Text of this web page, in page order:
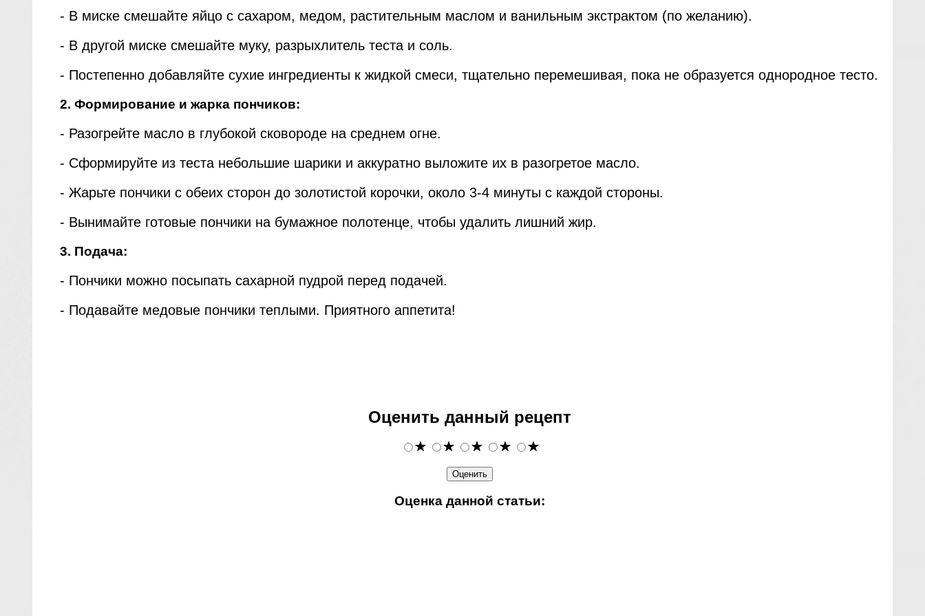
- В миске смешайте яйцо с сахаром, медом, растительным маслом и ванильным экстрактом (по желанию).
- В другой миске смешайте муку, разрыхлитель теста и соль.
- Постепенно добавляйте сухие ингредиенты к жидкой смеси, тщательно перемешивая, пока не образуется однородное тесто.
2. Формирование и жарка пончиков:
- Разогрейте масло в глубокой сковороде на среднем огне.
- Сформируйте из теста небольшие шарики и аккуратно выложите их в разогретое масло.
- Жарьте пончики с обеих сторон до золотистой корочки, около 3-4 минуты с каждой стороны.
- Вынимайте готовые пончики на бумажное полотенце, чтобы удалить лишний жир.
3. Подача:
- Пончики можно посыпать сахарной пудрой перед подачей.
- Подавайте медовые пончики теплыми. Приятного аппетита!
Оценить данный рецепт
Оценка данной статьи: